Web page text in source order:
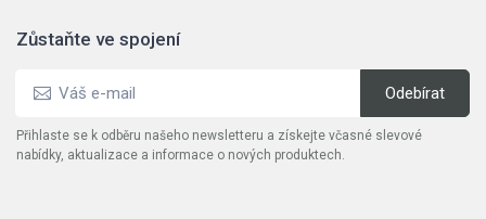
Zůstaňte ve spojení
Přihlaste se k odběru našeho newsletteru a získejte včasné slevové
nabídky, aktualizace a informace o nových produktech.